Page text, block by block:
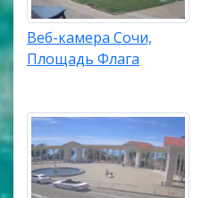
Веб-камера Сочи,
Площадь Флага